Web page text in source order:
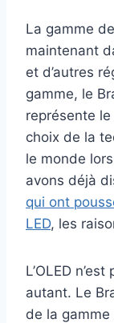
La gamme
maintenant
et d’autres
gamme, le
représente
choix de la
le monde
avons déjà
qui ont
LED, les
L’OLED
autant. Le
de la gamme